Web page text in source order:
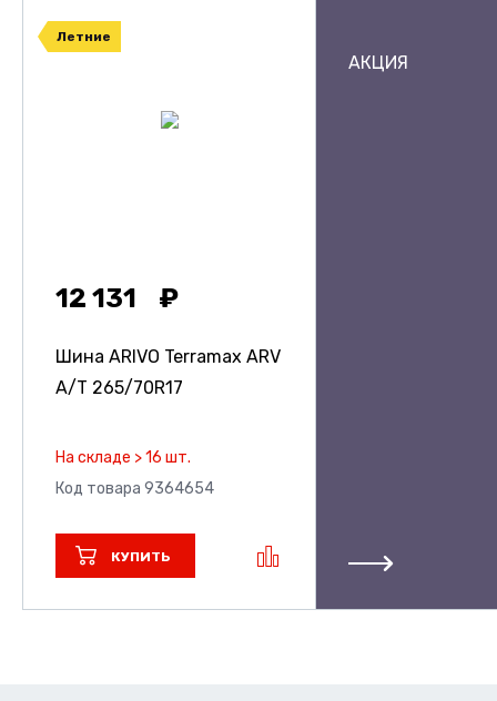
Летние
12 131
Шина ARIVO Terramax ARV
A/T 265/70R17
На складе > 16 шт.
Код товара 9364654
КУПИТЬ
АКЦИЯ